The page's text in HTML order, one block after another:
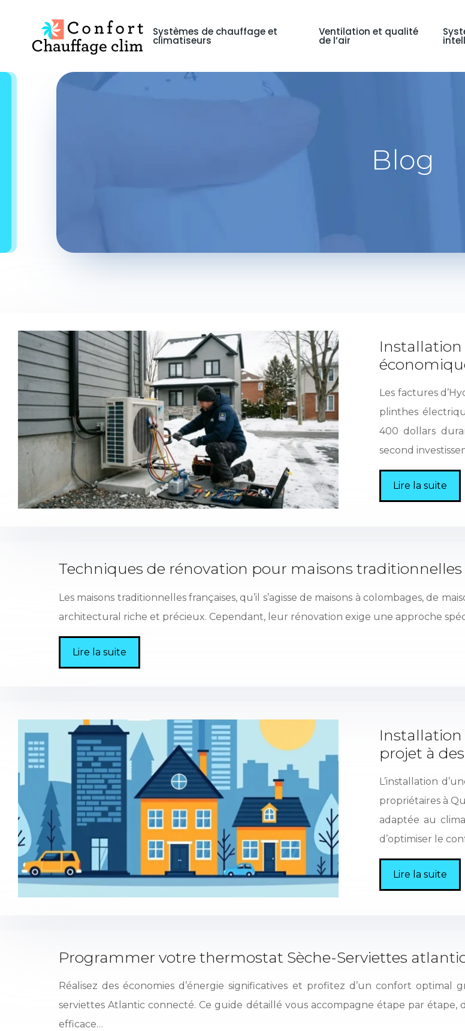
Systèmes de chauffage et
climatiseurs
Ventilation et qualité
de l’air
Blog
Les factures
plinthes
400 dollars
second
Lire la suite
Techniques de rénovation pour maisons traditionnelles
Les maisons traditionnelles françaises, qu’il s’agisse de maisons à colombages, de
architectural riche et précieux. Cependant, leur rénovation exige une approche
Lire la suite
Installation
projet à
L’installation
propriétaires à
adaptée au
d’optimiser le
Lire la suite
Programmer votre thermostat Sèche-Serviettes
Réalisez des économies d’énergie significatives et profitez d’un confort
serviettes Atlantic connecté. Ce guide détaillé vous accompagne étape par étape,
efficace…